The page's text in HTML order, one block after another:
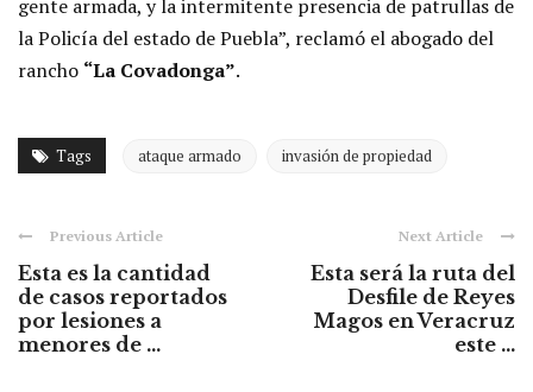
gente armada, y la intermitente presencia de patrullas de
la Policía del estado de Puebla”, reclamó el abogado del
rancho “La Covadonga”.
Tags ataque armado invasión de propiedad
Previous Article
Esta es la cantidad
de casos reportados
por lesiones a
menores de ...
Next Article
Esta será la ruta del
Desfile de Reyes
Magos en Veracruz
este ...